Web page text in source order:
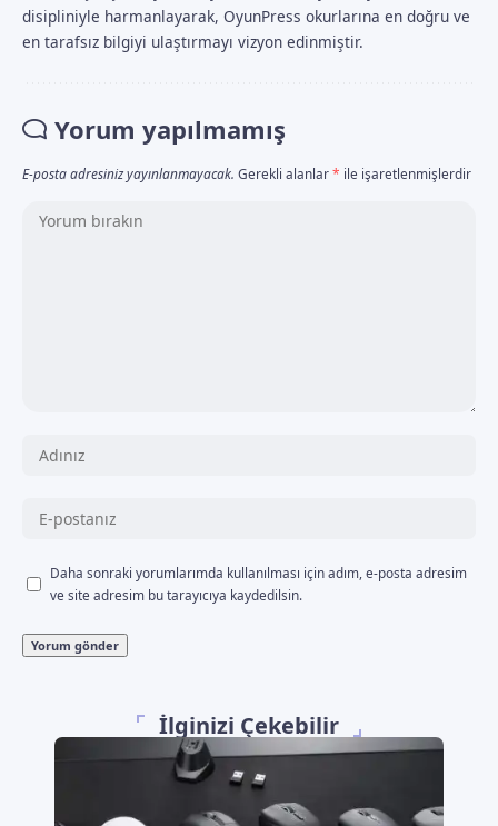
disipliniyle harmanlayarak, OyunPress okurlarına en doğru ve
en tarafsız bilgiyi ulaştırmayı vizyon edinmiştir.
Yorum yapılmamış
E-posta adresiniz yayınlanmayacak. Gerekli alanlar* ile işaretlenmişlerdir
Daha sonraki yorumlarımda kullanılması için adım, e-posta adresim
ve site adresim bu tarayıcıya kaydedilsin.
İlginizi Çekebilir